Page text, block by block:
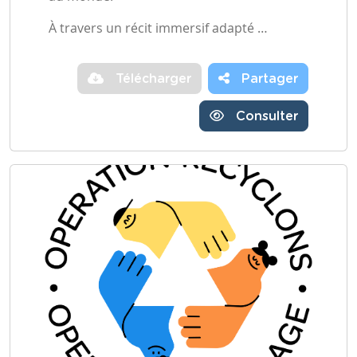
À travers un récit immersif adapté …
Télécharger Partager
Consulter